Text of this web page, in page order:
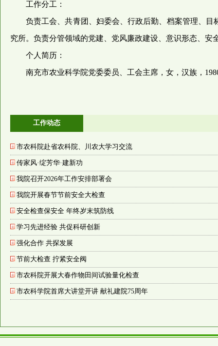
工作分工：
负责工会、共青团、妇委会、行政后勤、档案管理、
究所。负责分管领域的党建、党风廉政建设、意识形态、安
个人简历：
南充市农业科学院党委委员、工会主席，女，汉族，
工作动态
市农科院赴省农科院、川农大学习交流
传家风·绽芳华·建新功
我院召开2026年工作安排部署会
我院开展春节节前安全大检查
安全检查保安全 年终岁末筑防线
学习先进经验 共促科研创新
强化合作 共探发展
节前大检查 拧紧安全阀
市农科院开展大春作物田间试验量化检查
市农科学院首席大讲堂开讲 献礼建院75周年